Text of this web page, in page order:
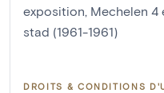
exposition, Mechelen
stad (1961-1961)
DROITS & CONDITIONS